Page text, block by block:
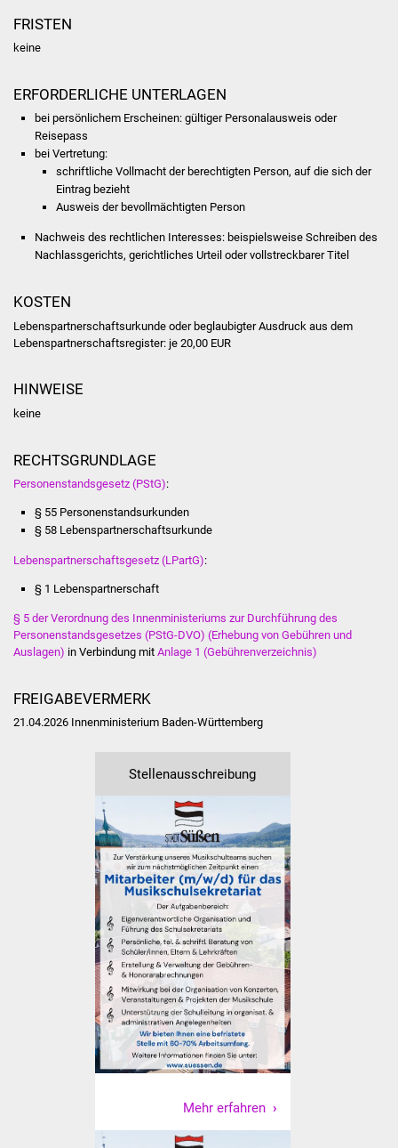
Kirchen
Jugendhaus
Kinder- und
Stadtwerke
Pflege von Angehörigen
ÖPNV
Abfall und Entsorgung
Veranstaltungen
Stadtfest
Ostermarkt
Einrichtungen
Hallenbad
Stadtbücherei
Stadtarchiv
FRISTEN
keine
ERFORDERLICHE UNTERLAGEN
bei persönlichem Erscheinen: gültiger Personalausweis oder
Reisepass
bei Vertretung:
schriftliche Vollmacht der berechtigten Person, auf die sich der
Eintrag bezieht
Ausweis der bevollmächtigten Person
Nachweis des rechtlichen Interesses: beispielsweise Schreiben des
Nachlassgerichts, gerichtliches Urteil oder vollstreckbarer Titel
KOSTEN
Lebenspartnerschaftsurkunde oder beglaubigter Ausdruck aus dem
Lebenspartnerschaftsregister: je 20,00 EUR
HINWEISE
keine
RECHTSGRUNDLAGE
Personenstandsgesetz (PStG):
§ 55 Personenstandsurkunden
§ 58 Lebenspartnerschaftsurkunde
Lebenspartnerschaftsgesetz (LPartG):
§ 1 Lebenspartnerschaft
§ 5 der Verordnung des Innenministeriums zur Durchführung des
Personenstandsgesetzes (PStG-DVO) (Erhebung von Gebühren und
Auslagen) in Verbindung mit Anlage 1 (Gebührenverzeichnis)
FREIGABEVERMERK
21.04.2026 Innenministerium Baden-Württemberg
Stellenausschreibung
Mehr erfahren